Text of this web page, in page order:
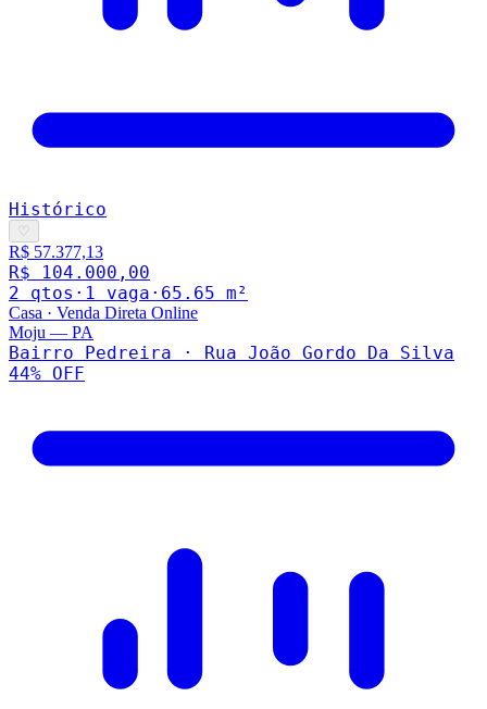
Histórico
♡
R$ 57.377,13
R$ 104.000,00
2 qtos · 1 vaga · 65.65 m²
Casa · Venda Direta Online
Moju — PA
Bairro Pedreira · Rua João Gordo Da Silva
44% OFF